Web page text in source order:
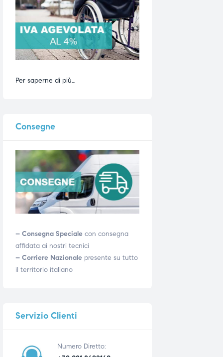
Per saperne di più…
Consegne
– Consegna Speciale con consegna
affidata ai nostri tecnici
– Corriere Nazionale presente su tutto
il territorio italiano
Servizio Clienti
Numero Diretto: